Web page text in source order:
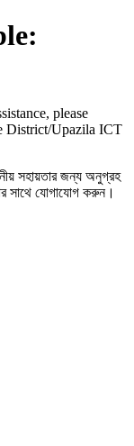
please
District/Upazila ICT
সহায়তার জন্য অনুগ্রহ
সাথে যোগাযোগ করুন।